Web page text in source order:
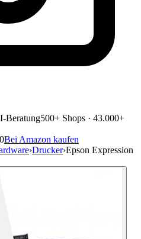
Beratung500+ Shops · 43.000+
Bei Amazon kaufen
›Drucker›Epson Expression